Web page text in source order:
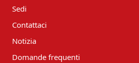
Sedi
Contattaci
Notizia
Domande frequenti